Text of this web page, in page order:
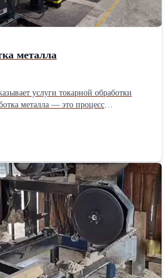
металла
услуги токарной обработки
при котором заготовка вращается
(обычно токарный резец)
и длине детали, удаляя материал и
форму и размеры. Этот метод
создания цилиндрических, конусных и
таких как
авиастроение и других,
изготовления деталей. Токарные
токарные работы: от 2000 руб./
заказ от 20 000 руб. Другие
смотрите на официальном сайте